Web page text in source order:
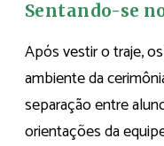
Sentando-se
Após vestir o traje,
ambiente da
separação entre
orientações da